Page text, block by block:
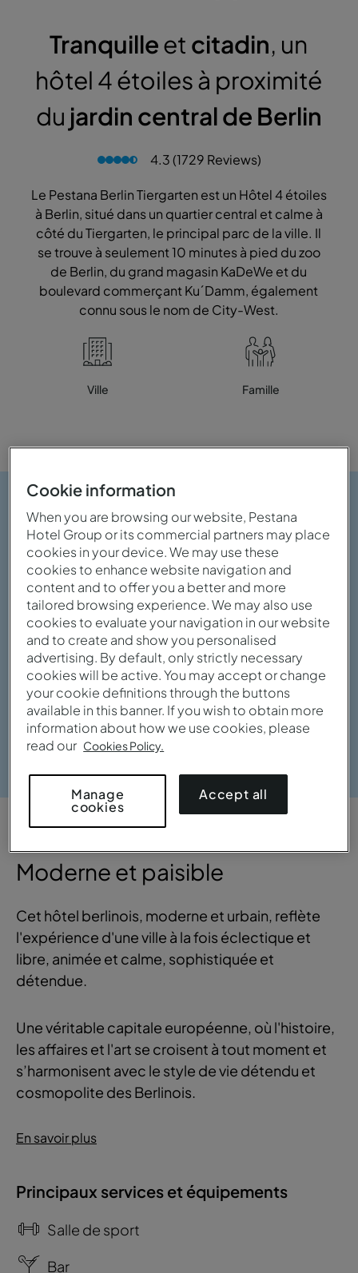
Tranquilleet citadin, un
hôtel 4 étoiles à proximité
du jardin central de Berlin
4.3 (1729 Reviews)
Le Pestana Berlin Tiergarten est un Hôtel 4 étoiles
à Berlin, situé dans un quartier central et calme à
côté du Tiergarten, le principal parc de la ville. Il
se trouve à seulement 10 minutes à pied du zoo
de Berlin, du grand magasin KaDeWe et du
boulevard commerçant Ku´Damm, également
connu sous le nom de City-West.
Ville Famille
Moderne et paisible
Cet hôtel berlinois, moderne et urbain, reflète
l'expérience d'une ville à la fois éclectique et
libre, animée et calme, sophistiquée et
détendue.
Une véritable capitale européenne, où l'histoire,
les affaires et l'art se croisent à tout moment et
s’harmonisent avec le style de vie détendu et
cosmopolite des Berlinois.
En savoir plus
Principaux services et équipements
Salle de sport
Bar
Cookie information
When you are browsing our website, Pestana
Hotel Group or its commercial partners may place
cookies in your device. We may use these
cookies to enhance website navigation and
content and to offer you a better and more
tailored browsing experience. We may also use
cookies to evaluate your navigation in our website
and to create and show you personalised
advertising. By default, only strictly necessary
cookies will be active. You may accept or change
your cookie definitions through the buttons
available in this banner. If you wish to obtain more
information about how we use cookies, please
read our Cookies Policy.
Manage
cookies
Accept all